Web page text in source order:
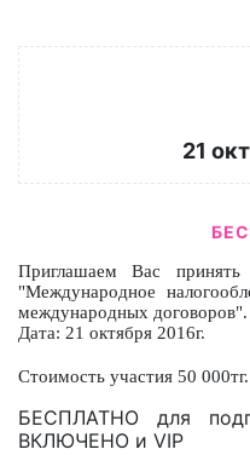
21
Приглашаем Вас
"Международное
международных договоров".
Дата: 21 октября 2016г.
Стоимость участия 50 000тг.
БЕСПЛАТНО для
ВКЛЮЧЕНО и VIP